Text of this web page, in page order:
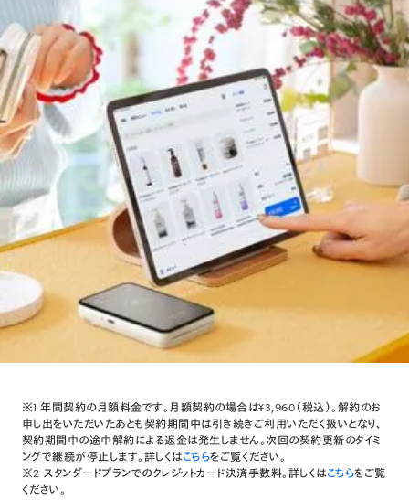
※1 年間契約の月額料金です。月額契約の場合は¥3,960（税込）。解約のお
申し出をいただいたあとも契約期間中は引き続きご利用いただく扱いとなり、
契約期間中の途中解約による返金は発生しません。次回の契約更新のタイミ
ングで継続が停止します。詳しくはこちらをご覧ください。
※2 スタンダードプランでのクレジットカード決済手数料。詳しくはこちらをご覧
ください。